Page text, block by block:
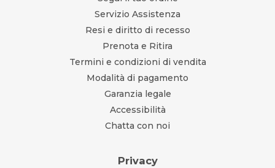
Servizio Assistenza
Resi e diritto di recesso
Prenota e Ritira
Termini e condizioni di vendita
Modalità di pagamento
Garanzia legale
Accessibilità
Chatta con noi
Privacy